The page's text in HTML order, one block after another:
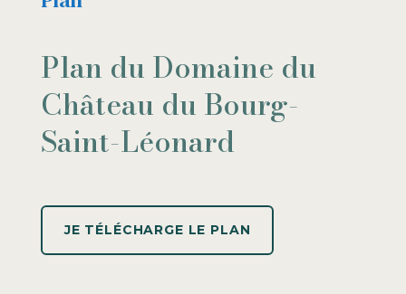
Plan du Domaine du
Château du Bourg-
Saint-Léonard
JE TÉLÉCHARGE LE PLAN